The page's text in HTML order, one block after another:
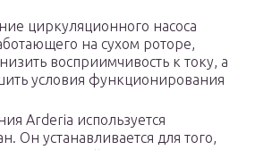
циркуляционного насоса
на сухом роторе,
восприимчивость к току, а
условия функционирования
Arderia используется
Он устанавливается для того,